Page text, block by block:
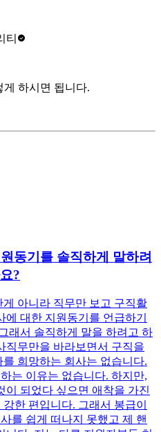
티
게 하시면 됩니다.
동기를 솔직하게 말하려
?
아니라 직무만 보고 구직활
대한 지원동기를 언급하기
래서 솔직하게 말을 하려고 하
직무만을 바라보면서 구직을
희망하는 회사는 없습니다.
는 이유는 없습니다. 하지만,
이 되었다 싶으면 애착을 가진
한 편입니다. 그래서 봉급이
를 쉽게 떠나지 못했고 제 핸